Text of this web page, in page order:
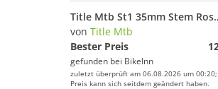
Title Mtb St1
von Title Mtb
Bester Preis
gefunden bei BikeInn
zuletzt überprüft am 06.08.2026 um
Preis kann sich seitdem geändert haben.